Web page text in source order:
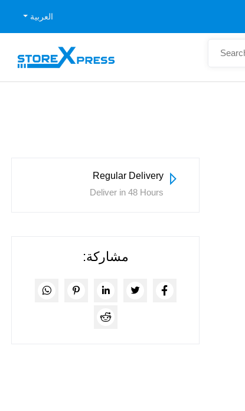
العربية
Regular Delivery
Deliver in 48 Hours
مشاركة: